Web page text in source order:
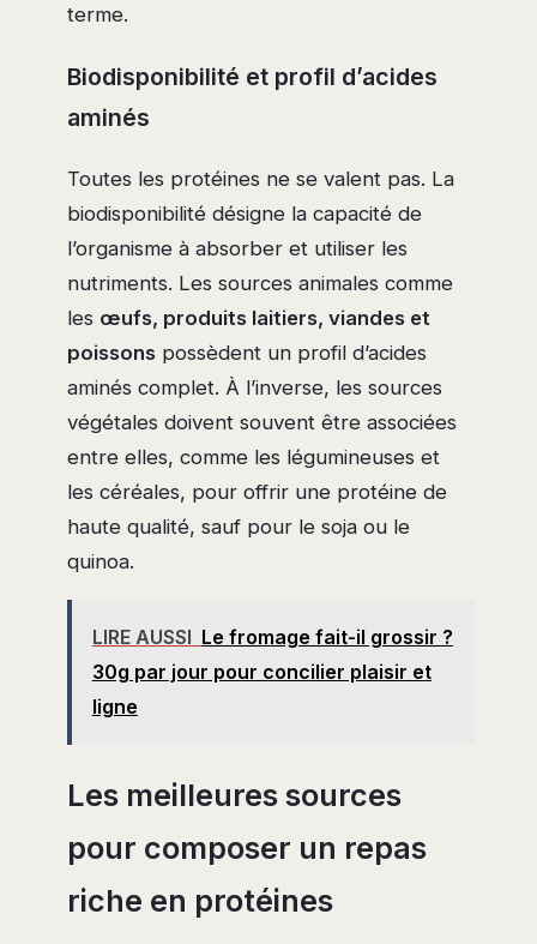
terme.
Biodisponibilité et profil d’acides
aminés
Toutes les protéines ne se valent pas. La
biodisponibilité désigne la capacité de
l’organisme à absorber et utiliser les
nutriments. Les sources animales comme
les œufs, produits laitiers, viandes et
poissons possèdent un profil d’acides
aminés complet. À l’inverse, les sources
végétales doivent souvent être associées
entre elles, comme les légumineuses et
les céréales, pour offrir une protéine de
haute qualité, sauf pour le soja ou le
quinoa.
LIRE AUSSI Le fromage fait-il grossir ?
30g par jour pour concilier plaisir et
ligne
Les meilleures sources
pour composer un repas
riche en protéines